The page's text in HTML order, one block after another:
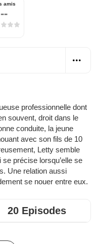
amis
--
professionnelle dont
souvent, droit dans le
conduite, la jeune
avec son fils de 10
Letty semble
précise lorsqu’elle se
Une relation aussi
se nouer entre eux.
20 Episodes